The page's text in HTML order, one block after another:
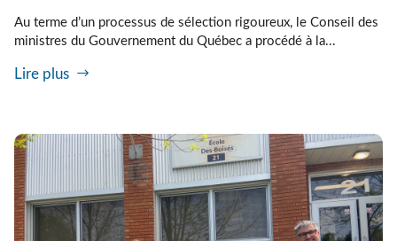
Au terme d’un processus de sélection rigoureux, le Conseil des
ministres du Gouvernement du Québec a procédé à la...
Lire plus